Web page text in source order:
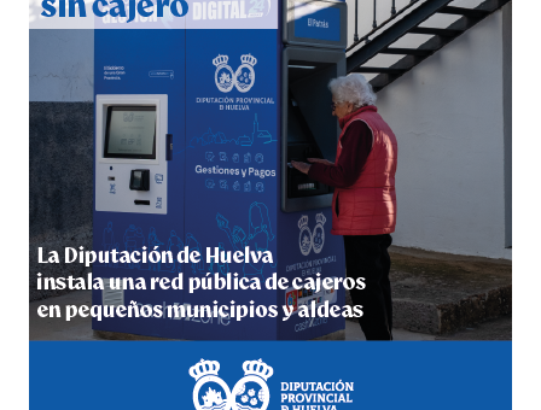
4º DÍA DE LAS FIESTAS COLOMBINAS 2026
hace 1 semana·Huelvatv